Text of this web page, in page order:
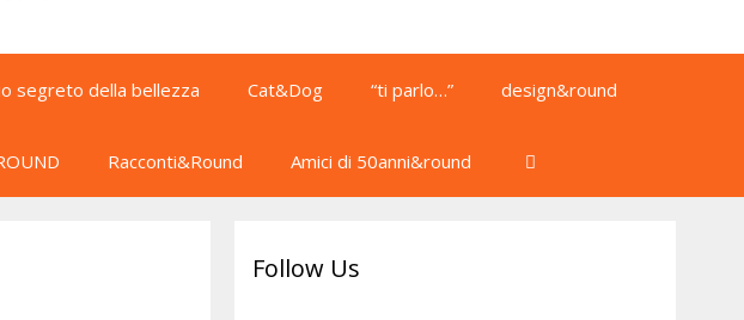
segreto della bellezza Cat&Dog “ti parlo…” design&round
Racconti&Round Amici di 50anni&round
Follow Us